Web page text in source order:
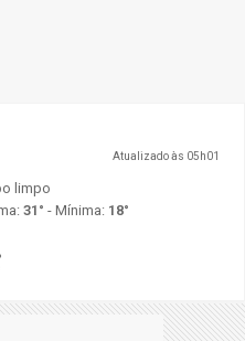
Atualizado às 05h01
limpo
31° - Mínima: 18°